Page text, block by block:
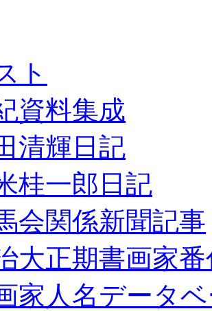
ト
資料集成
清輝日記
桂一郎日記
会関係新聞記事
大正期書画家
家人名データ